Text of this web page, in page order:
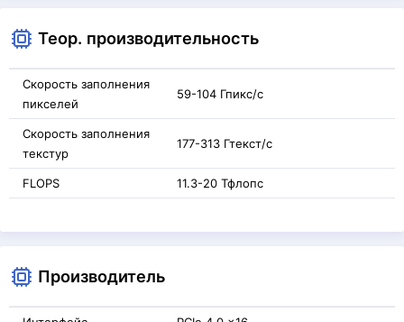
Теор. производительность
Скорость заполнения
пикселей
59-104 Гпикс/с
Скорость заполнения
текстур
177-313 Гтекст/с
FLOPS 11.3-20 Тфлопс
Производитель